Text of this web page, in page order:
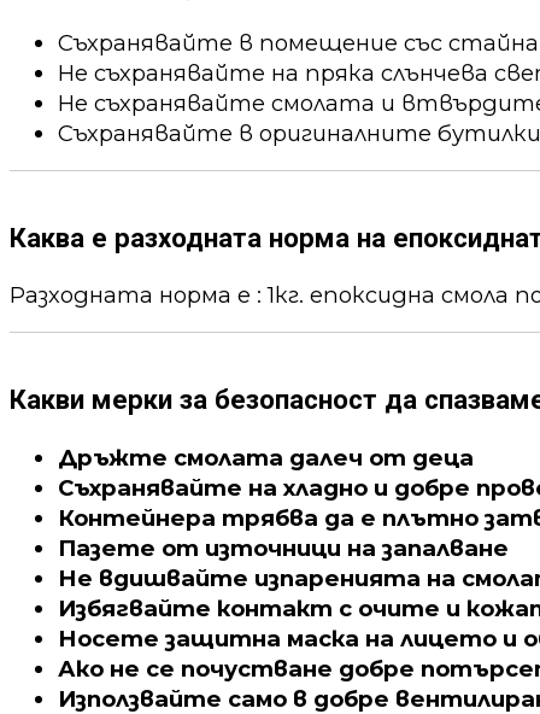
Съхранявайте в помещение със
Не съхранявайте на пряка слънчева
Не съхранявайте смолата и
Съхранявайте в оригиналните
Каква е разходната норма на
Разходната норма е : 1кг. епоксидна смола
Какви мерки за безопасност да
Дръжте смолата далеч от деца
Съхранявайте на хладно и добре
Контейнера трябва да е плътно
Пазете от източници на запалване
Не вдишвайте изпаренията на
Избягвайте контакт с очите и
Носете защитна маска на лицето и
Ако не се почустване добре
Използвайте само в добре